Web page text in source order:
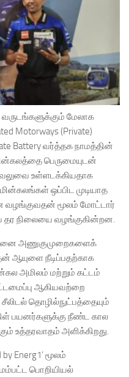
மேலாக
Motorways (Private)
Battery வர்த்தக நாமத்தின்
பெருமையுடன்
வலுவை உள்ளடக்கியதாக
ஒப்பிட முடியாத
வழங்குவதன் மூலம் மோட்டார்
தர நிலையை வழங்குகின்றன.
அணுகுமுறைகளைக்
ஆயுளை நீடிப்பதற்காக
அமிலம் மற்றும் கட்டம்
ஆகியவற்றை
தொழில்நுட்பத்தையும்
பயனர்களுக்கு நீண்ட கால
உத்தரவாதம் அளிக்கிறது.
Energ1’ மூலம்
பொறியியல்